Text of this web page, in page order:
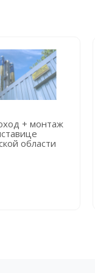
+ монтаж
области